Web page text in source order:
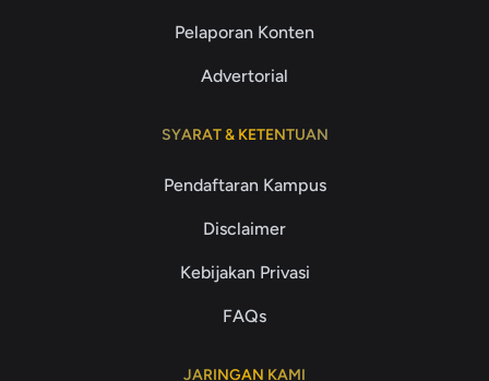
Pelaporan Konten
Advertorial
SYARAT & KETENTUAN
Pendaftaran Kampus
Disclaimer
Kebijakan Privasi
FAQs
JARINGAN KAMI